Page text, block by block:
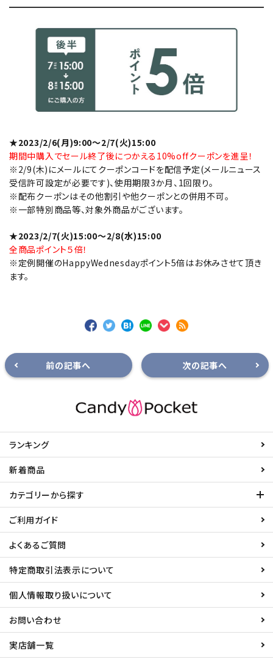
★2023/2/6(月)9:00～2/7(火)15:00
期間中購入でセール終了後につかえる10%offクーポンを進呈！
※2/9(木)にメールにてクーポンコードを配信予定(メールニュース
受信許可設定が必要です)、使用期限3か月、1回限り。
※配布クーポンはその他割引や他クーポンとの併用不可。
※一部特別商品等、対象外商品がございます。
★2023/2/7(火)15:00～2/8(水)15:00
全商品ポイント５倍！
※定例開催のHappyWednesdayポイント5倍はお休みさせて頂き
ます。
前の記事へ 次の記事へ
ランキング
新着商品
カテゴリーから探す
ご利用ガイド
よくあるご質問
特定商取引法表示について
個人情報取り扱いについて
お問い合わせ
実店舗一覧